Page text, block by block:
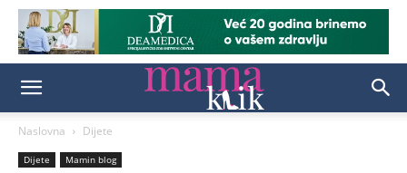
Naslovna Dijete
Dijete Mamin blog